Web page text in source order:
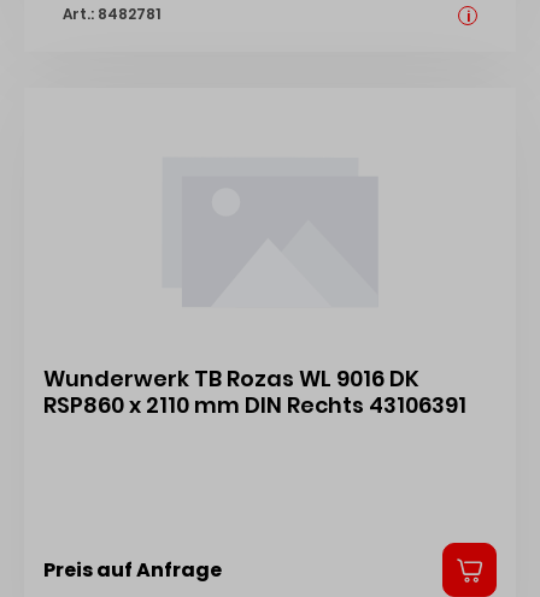
Art.: 8482781 i
Wunderwerk TB Rozas WL 9016 DK
RSP860 x 2110 mm DIN Rechts 43106391
Preis auf Anfrage